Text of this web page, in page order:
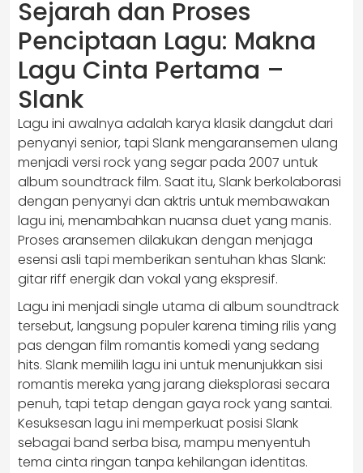
Sejarah dan Proses
Penciptaan Lagu: Makna
Lagu Cinta Pertama –
Slank
Lagu ini awalnya adalah karya klasik dangdut dari
penyanyi senior, tapi Slank mengaransemen ulang
menjadi versi rock yang segar pada 2007 untuk
album soundtrack film. Saat itu, Slank berkolaborasi
dengan penyanyi dan aktris untuk membawakan
lagu ini, menambahkan nuansa duet yang manis.
Proses aransemen dilakukan dengan menjaga
esensi asli tapi memberikan sentuhan khas Slank:
gitar riff energik dan vokal yang ekspresif.
Lagu ini menjadi single utama di album soundtrack
tersebut, langsung populer karena timing rilis yang
pas dengan film romantis komedi yang sedang
hits. Slank memilih lagu ini untuk menunjukkan sisi
romantis mereka yang jarang dieksplorasi secara
penuh, tapi tetap dengan gaya rock yang santai.
Kesuksesan lagu ini memperkuat posisi Slank
sebagai band serba bisa, mampu menyentuh
tema cinta ringan tanpa kehilangan identitas.